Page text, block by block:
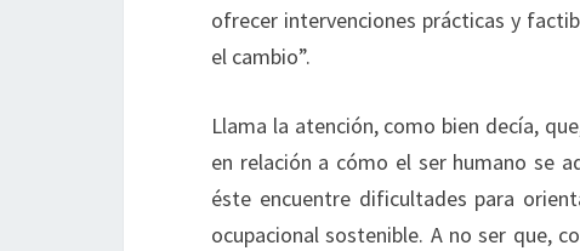
ofrecer intervenciones prácticas y
el cambio”.
Llama la atención, como bien decía,
en relación a cómo el ser humano se
éste encuentre dificultades para
ocupacional sostenible. A no ser que,